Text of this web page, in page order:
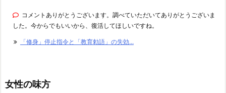
コメントありがとうございます。調べていただいてありがとうございま
した。今からでもいいから、復活してほしいですね。
「修身」停止指令と「教育勅語」の失効...
女性の味方